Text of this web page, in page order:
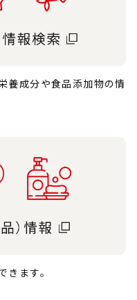
養成分や食品添加物の情
ます。